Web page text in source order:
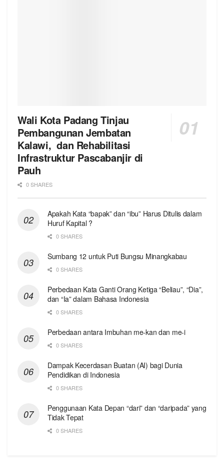
Wali Kota Padang Tinjau
Pembangunan Jembatan
Kalawi, dan Rehabilitasi
Infrastruktur Pascabanjir di
Pauh
0 SHARES
Apakah Kata “bapak” dan “ibu” Harus Ditulis dalam
Huruf Kapital ?
0 SHARES
Sumbang 12 untuk Puti Bungsu Minangkabau
0 SHARES
Perbedaan Kata Ganti Orang Ketiga “Beliau”, “Dia”,
dan “Ia” dalam Bahasa Indonesia
0 SHARES
Perbedaan antara Imbuhan me-kan dan me-i
0 SHARES
Dampak Kecerdasan Buatan (AI) bagi Dunia
Pendidikan di Indonesia
0 SHARES
Penggunaan Kata Depan “dari” dan “daripada” yang
Tidak Tepat
0 SHARES